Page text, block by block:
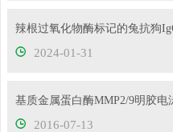
2024-01-31
2016-07-13